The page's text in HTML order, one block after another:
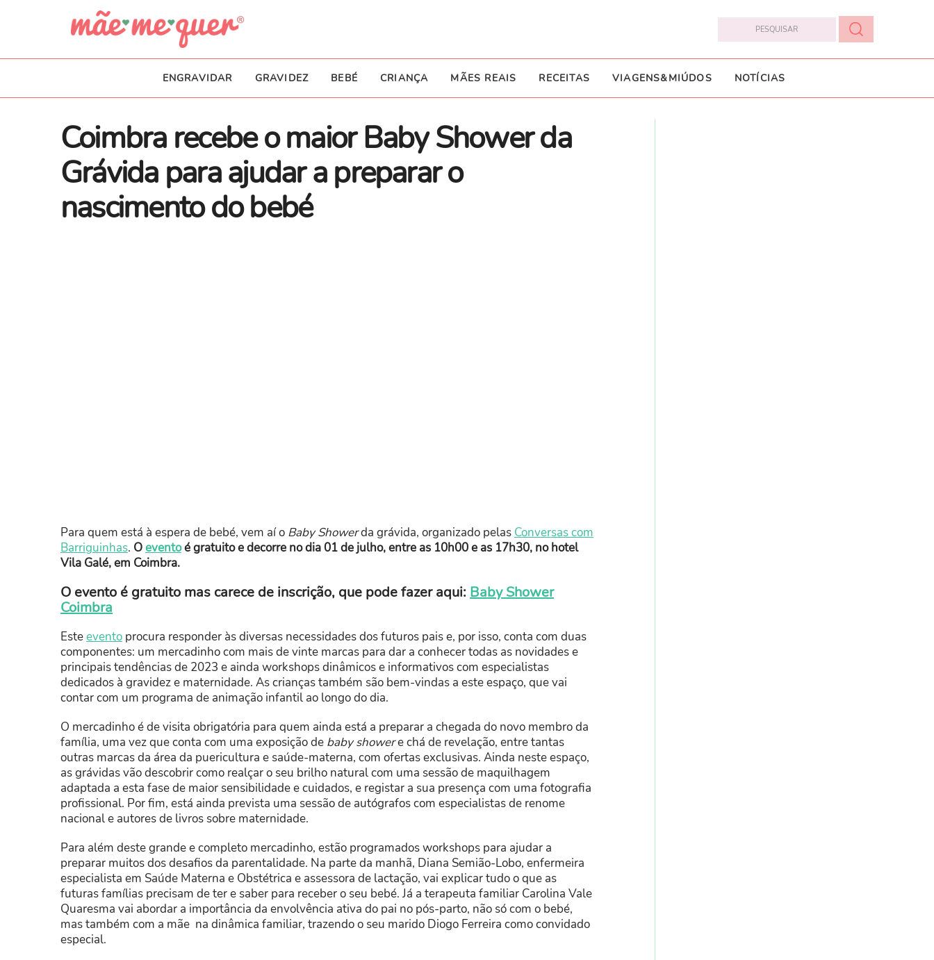
ENGRAVIDAR GRAVIDEZ BEBÉ CRIANÇA MÃES REAIS RECEITAS VIAGENS&MIÚDOS NOTÍCIAS
Coimbra recebe o maior Baby Shower da
Grávida para ajudar a preparar o
nascimento do bebé
Para quem está à espera de bebé, vem aí o Baby Showerda grávida, organizado pelas Conversas com
Barriguinhas. Oeventoé gratuito e decorre no dia 01 de julho, entre as 10h00 e as 17h30, no hotel
Vila Galé, em Coimbra.
O evento é gratuito mas carece de inscrição, que pode fazer aqui: Baby Shower
Coimbra
Esteevento procura responder às diversas necessidades dos futuros pais e, por isso, conta com duas
componentes: um mercadinho com mais de vinte marcas para dar a conhecer todas as novidades e
principais tendências de 2023 e ainda workshops dinâmicos e informativos com especialistas
dedicados à gravidez e maternidade. As crianças também são bem-vindas a este espaço, que vai
contar com um programa de animação infantil ao longo do dia.
O mercadinho é de visita obrigatória para quem ainda está a preparar a chegada do novo membro da
família, uma vez que conta com uma exposição de baby showere chá de revelação, entre tantas
outras marcas da área da puericultura e saúde-materna, com ofertas exclusivas. Ainda neste espaço,
as grávidas vão descobrir como realçar o seu brilho natural com uma sessão de maquilhagem
adaptada a esta fase de maior sensibilidade e cuidados, e registar a sua presença com uma fotografia
profissional. Por fim, está ainda prevista uma sessão de autógrafos com especialistas de renome
nacional e autores de livros sobre maternidade.
Para além deste grande e completo mercadinho, estão programados workshops para ajudar a
preparar muitos dos desafios da parentalidade. Na parte da manhã, Diana Semião-Lobo, enfermeira
especialista em Saúde Materna e Obstétrica e assessora de lactação, vai explicar tudo o que as
futuras famílias precisam de ter e saber para receber o seu bebé. Já a terapeuta familiar Carolina Vale
Quaresma vai abordar a importância da envolvência ativa do pai no pós-parto, não só com o bebé,
mas também com a mãe na dinâmica familiar, trazendo o seu marido Diogo Ferreira como convidado
especial.